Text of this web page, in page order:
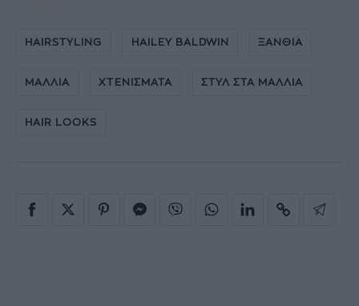
HAIRSTYLING HAILEY BALDWIN ΞΑΝΘΙΑ
ΜΑΛΛΙΑ ΧΤΕΝΙΣΜΑΤΑ ΣΤΥΛ ΣΤΑ ΜΑΛΛΙΑ
HAIR LOOKS